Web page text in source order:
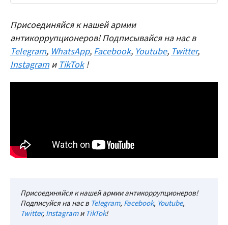
Присоединяйся к нашей армии
антикоррупционеров! Подписывайся на нас в
Telegram,WhatsApp,Facebook,Youtube,Twitter,
Instagram иTikTok !
Присоединяйся к нашей армии антикоррупционеров!
Подписуйся на нас в Telegram, Facebook, Youtube,
Twitter, InstagramиTikTok!